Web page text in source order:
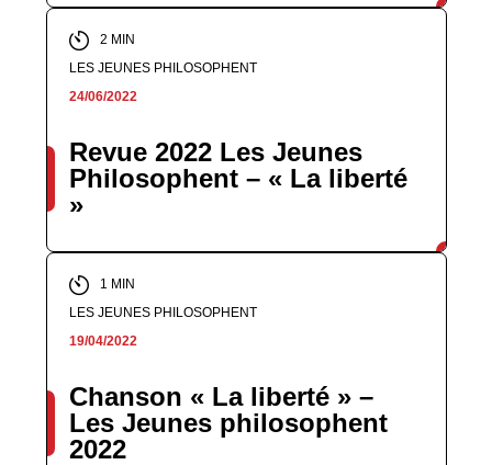
2 MIN
LES JEUNES PHILOSOPHENT
24/06/2022
Revue 2022 Les Jeunes
Philosophent – « La liberté
»
1 MIN
LES JEUNES PHILOSOPHENT
19/04/2022
Chanson « La liberté » –
Les Jeunes philosophent
2022